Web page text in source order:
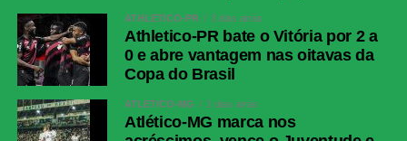
ATHLETICO-PR 3 dias atrás
Athletico-PR bate o Vitória por 2 a
0 e abre vantagem nas oitavas da
Copa do Brasil
ATLÉTICO-MG 2 dias atrás
Atlético-MG marca nos